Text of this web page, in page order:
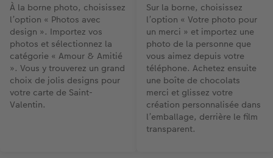
À la borne photo, choisissez
l’option « Photos avec
design ». Importez vos
photos et sélectionnez la
catégorie « Amour & Amitié
». Vous y trouverez un grand
choix de jolis designs pour
votre carte de Saint-
Valentin.
Sur la borne, choisissez
l’option « Votre photo pour
un merci » et importez une
photo de la personne que
vous aimez depuis votre
téléphone. Achetez ensuite
une boîte de chocolats
merci et glissez votre
création personnalisée dans
l’emballage, derrière le film
transparent.